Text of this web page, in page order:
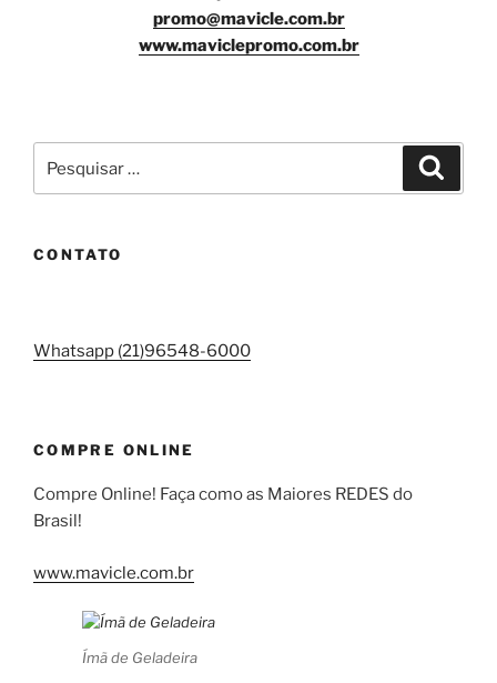
promo@mavicle.com.br
www.maviclepromo.com.br
por:
CONTATO
Whatsapp (21)96548-6000
COMPRE ONLINE
Compre Online! Faça como as Maiores REDES do
Brasil!
www.mavicle.com.br
Ímã de Geladeira